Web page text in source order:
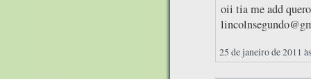
oii tia me add
25 de janeiro de 2011